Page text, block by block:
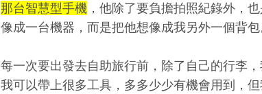
那台智慧型手機 ，他除了要負擔拍照紀錄外，
像成一台機器，而是把他想像成我另外一個背包
每一次要出發去自助旅行前，除了自己的行李
我可以帶上很多工具，多多少少有機會用到，